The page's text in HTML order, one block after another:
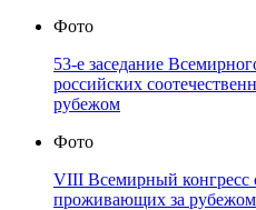
Фото
53-е заседание
российских
рубежом
Фото
VIII Всемирный конгресс
проживающих за рубежом